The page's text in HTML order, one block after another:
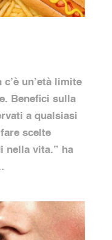
un’età limite
Benefici sulla
a qualsiasi
scelte
nella vita.” ha